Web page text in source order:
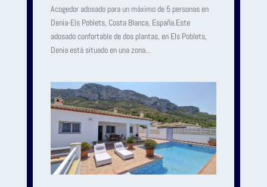
Acogedor adosado para un máximo de 5 personas en
Denia-Els Poblets, Costa Blanca, España.Este
adosado confortable de dos plantas, en Els Poblets,
Denia está situado en una zona...